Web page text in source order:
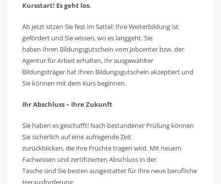
Kursstart! Es geht los.
Ab jetzt sitzen Sie fest im Sattel: Ihre Weiterbildung ist
gefördert und Sie wissen, wo es langgeht. Sie
haben Ihren Bildungsgutschein vom Jobcenter bzw. der
Agentur für Arbeit erhalten, Ihr ausgewählter
Bildungsträger hat Ihren Bildungsgutschein akzeptiert und
Sie können mit dem Kurs beginnen.
Ihr Abschluss – Ihre Zukunft
Sie haben es geschafft! Nach bestandener Prüfung können
Sie sicherlich auf eine aufregende Zeit
zurückblicken, die ihre Früchte tragen wird. Mit neuem
Fachwissen und zertifizierten Abschluss in der
Tasche sind Sie besten ausgestattet für Ihre neue berufliche
Herausforderung.